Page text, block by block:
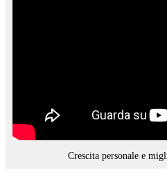
Crescita personale e